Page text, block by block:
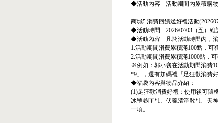
◆活動內容：活動期間內累積購
商城5.消費回饋送好禮活動
◆活動時間：2026/07/03（五）維
◆活動內容：凡於活動時間內，
1.活動期間消費累積滿100點，
2.活動期間消費累積滿1000點，
※例如：郭小襄在活動期間消費
*9」，還有加碼禮「足狂歡消費
◆福袋內容與物品介紹：
(1)足狂歡消費好禮：使用後可隨
冰罡卷匣*1、伏羲清淨散*1、天
一項。